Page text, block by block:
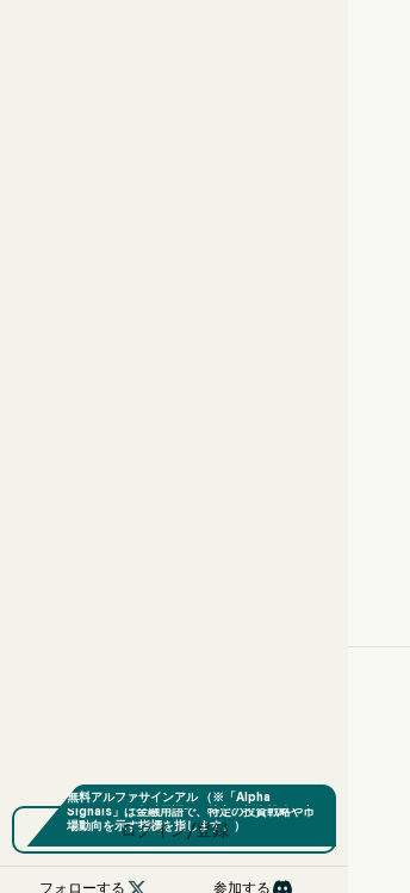
ログイン/登録
フォローする  参加する